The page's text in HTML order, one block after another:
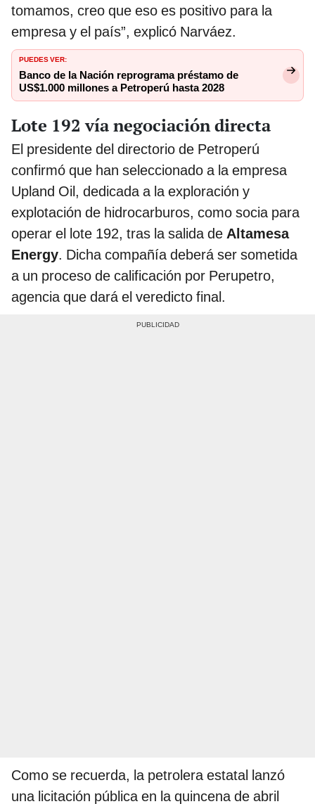
tomamos, creo que eso es positivo para la
empresa y el país”, explicó Narváez.
PUEDES VER:
Banco de la Nación reprograma préstamo de
US$1.000 millones a Petroperú hasta 2028
Lote 192 vía negociación directa
El presidente del directorio de Petroperú
confirmó que han seleccionado a la empresa
Upland Oil, dedicada a la exploración y
explotación de hidrocarburos, como socia para
operar el lote 192, tras la salida de Altamesa
Energy. Dicha compañía deberá ser sometida
a un proceso de calificación por Perupetro,
agencia que dará el veredicto final.
Como se recuerda, la petrolera estatal lanzó
una licitación pública en la quincena de abril